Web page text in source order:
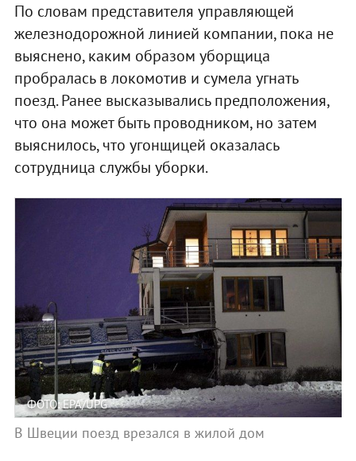
По словам представителя управляющей
железнодорожной линией компании, пока не
выяснено, каким образом уборщица
пробралась в локомотив и сумела угнать
поезд. Ранее высказывались предположения,
что она может быть проводником, но затем
выяснилось, что угонщицей оказалась
сотрудница службы уборки.
ФОТО: EPA/UPG
В Швеции поезд врезался в жилой дом